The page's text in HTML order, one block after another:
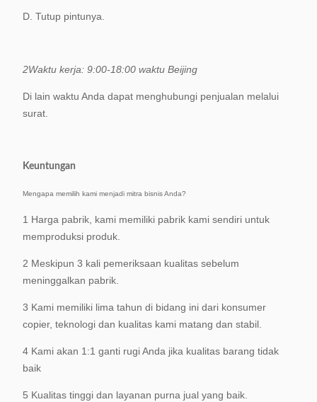
D. Tutup pintunya.
2Waktu kerja: 9:00-18:00 waktu Beijing
Di lain waktu Anda dapat menghubungi penjualan melalui
surat.
Keuntungan
Mengapa memilih kami menjadi mitra bisnis Anda?
1 Harga pabrik, kami memiliki pabrik kami sendiri untuk
memproduksi produk.
2 Meskipun 3 kali pemeriksaan kualitas sebelum
meninggalkan pabrik.
3 Kami memiliki lima tahun di bidang ini dari konsumer
copier, teknologi dan kualitas kami matang dan stabil.
4 Kami akan 1:1 ganti rugi Anda jika kualitas barang tidak
baik
5 Kualitas tinggi dan layanan purna jual yang baik.